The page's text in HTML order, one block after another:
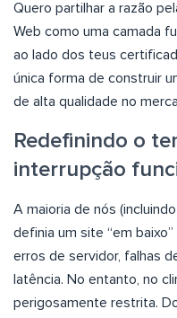
Quero partilhar a razão
Web como uma camada
ao lado dos teus
única forma de construir
de alta qualidade no
Redefinindo o
interrupção
A maioria de nós
definia um site “em
erros de servidor, falhas
latência. No entanto, no
perigosamente restrita.